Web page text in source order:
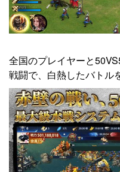
全国のプレイヤーと
戦闘で、白熱したバトル